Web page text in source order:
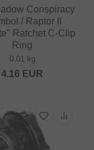
Conspiracy
/ Raptor II
Ratchet C-Clip
Ring
0.01 kg
4.16 EUR